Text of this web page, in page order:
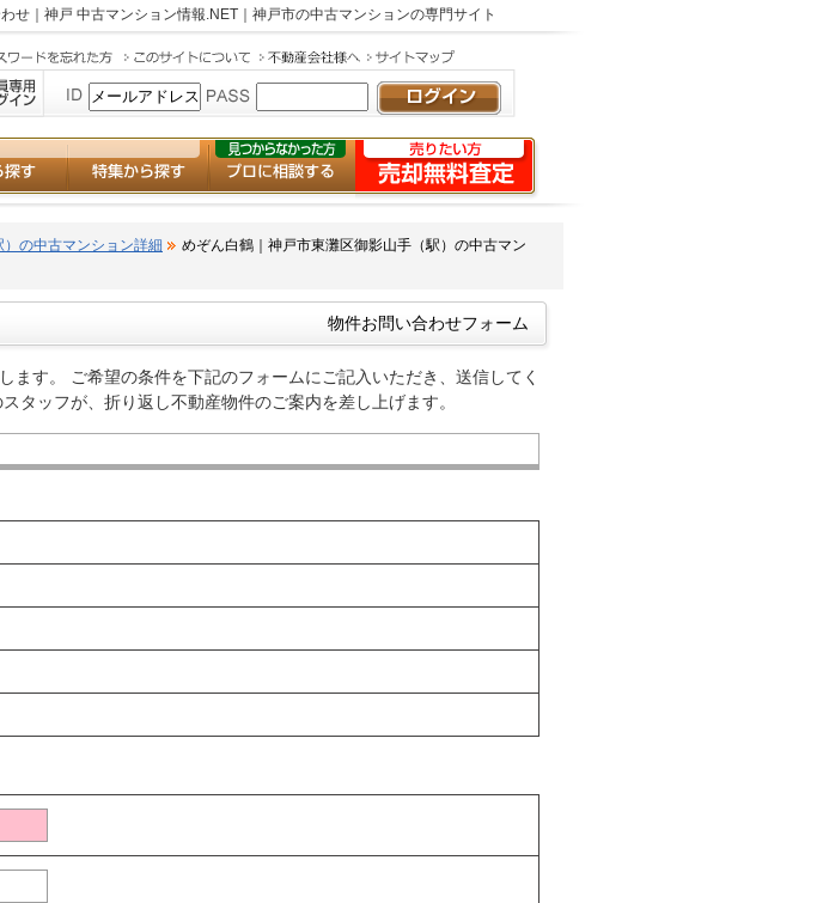
｜神戸 中古マンション情報.NET｜神戸市の中古マンションの専門サイト
の中古マンション詳細
めぞん白鶴｜神戸市東灘区御影山手（駅）の中古マン
物件お問い合わせフォーム
す。 ご希望の条件を下記のフォームにご記入いただき、送信してく
タッフが、折り返し不動産物件のご案内を差し上げます。